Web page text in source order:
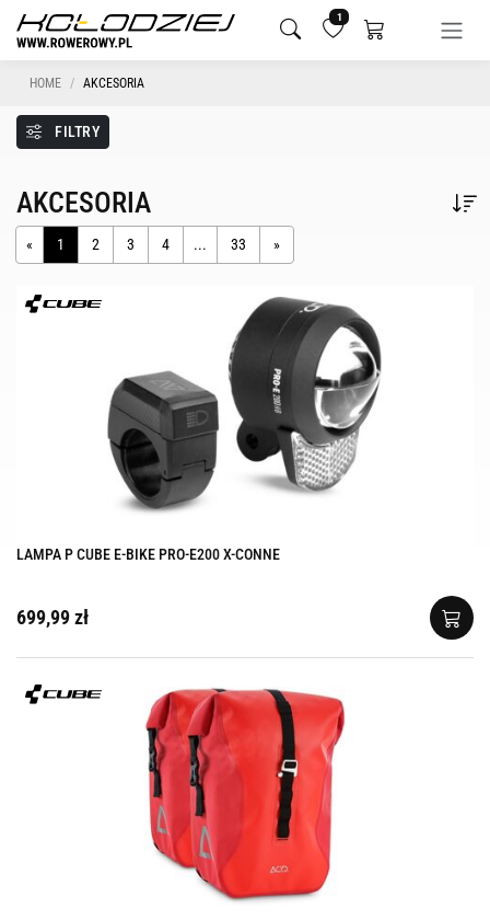
1
HOME AKCESORIA
FILTRY
AKCESORIA
« 1 2 3 4 ... 33 »
LAMPA P CUBE E-BIKE PRO-E200 X-CONNE
699,99 zł